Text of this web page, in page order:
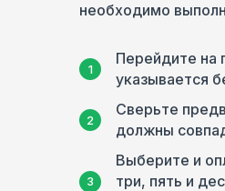
необходимо
Перейдите на
указывается
Сверьте
должны
Выберите и
три, пять и